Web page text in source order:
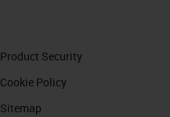
Product Security
Cookie Policy
Sitemap